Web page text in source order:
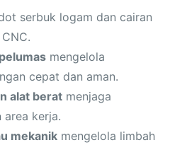
serbuk logam dan cairan
mengelola
cepat dan aman.
alat berat menjaga
area kerja.
mekanik mengelola limbah